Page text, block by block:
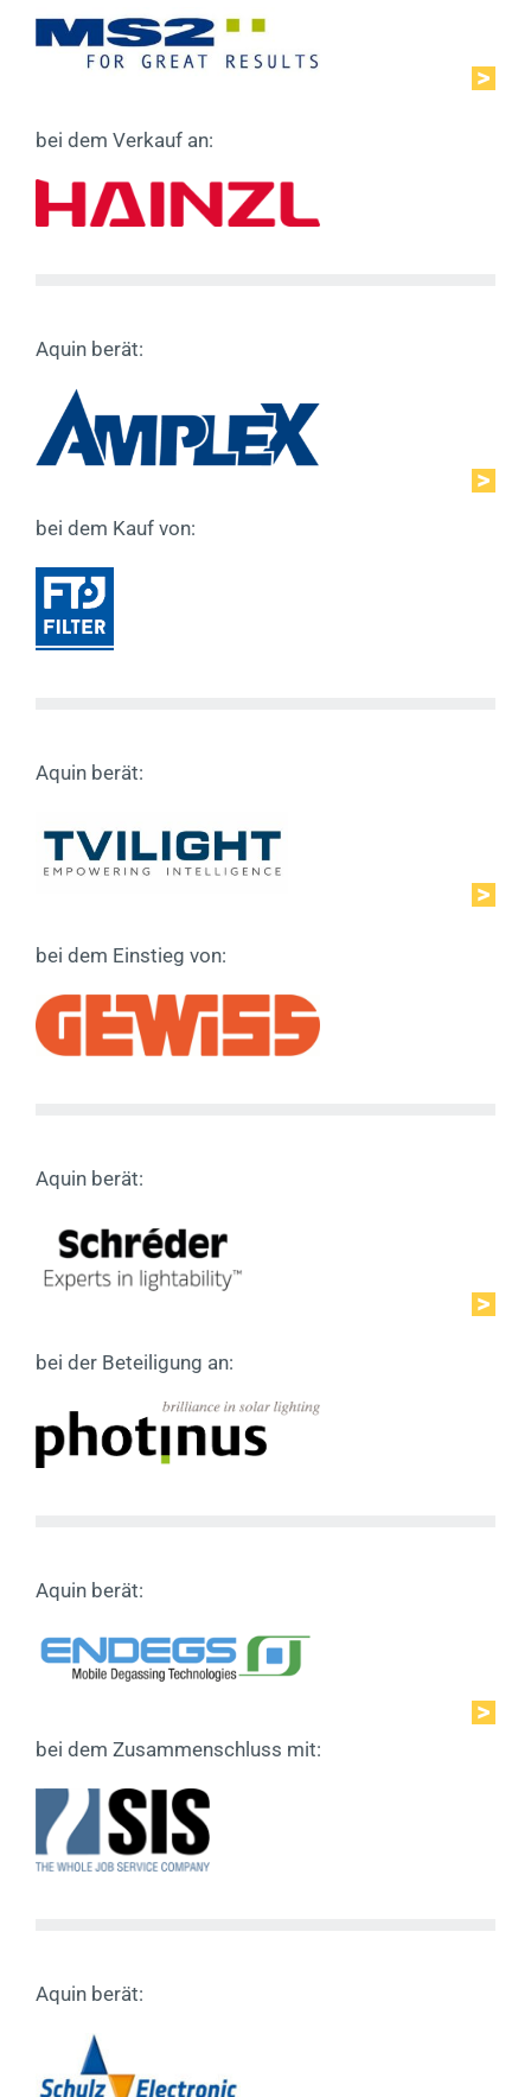
bei dem Verkauf an:
Aquin berät:
bei dem Kauf von:
Aquin berät:
bei dem Einstieg von:
Aquin berät:
bei der Beteiligung an:
Aquin berät:
bei dem Zusammenschluss mit:
Aquin berät: